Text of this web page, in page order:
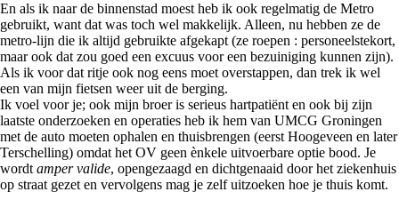
En als ik naar de binnenstad moest heb ik ook regelmatig de Metro
gebruikt, want dat was toch wel makkelijk. Alleen, nu hebben ze de
metro-lijn die ik altijd gebruikte afgekapt (ze roepen : personeelstekort,
maar ook dat zou goed een excuus voor een bezuiniging kunnen zijn).
Als ik voor dat ritje ook nog eens moet overstappen, dan trek ik wel
een van mijn fietsen weer uit de berging.
Ik voel voor je; ook mijn broer is serieus hartpatiënt en ook bij zijn
laatste onderzoeken en operaties heb ik hem van UMCG Groningen
met de auto moeten ophalen en thuisbrengen (eerst Hoogeveen en later
Terschelling) omdat het OV geen ènkele uitvoerbare optie bood. Je
wordt amper valide, opengezaagd en dichtgenaaid door het ziekenhuis
op straat gezet en vervolgens mag je zelf uitzoeken hoe je thuis komt.